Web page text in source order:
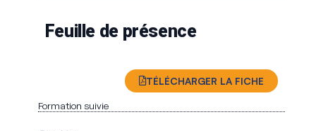
Feuille de présence
TÉLÉCHARGER LA FICHE
Formation suivie